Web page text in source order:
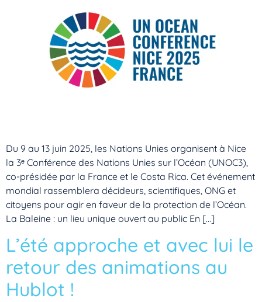
Du 9 au 13 juin 2025, les Nations Unies organisent à Nice
la 3ᵉ Conférence des Nations Unies sur l’Océan (UNOC3),
co-présidée par la France et le Costa Rica. Cet événement
mondial rassemblera décideurs, scientifiques, ONG et
citoyens pour agir en faveur de la protection de l’Océan.
La Baleine : un lieu unique ouvert au public En […]
L’été approche et avec lui le
retour des animations au
Hublot !